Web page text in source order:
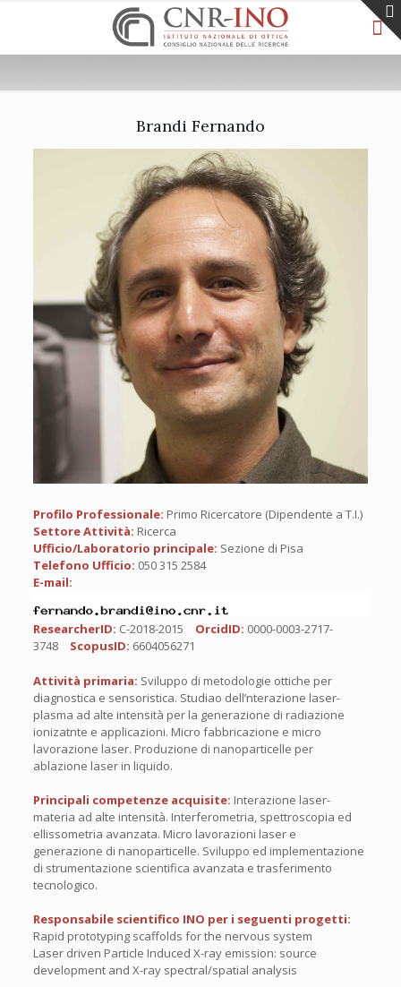
Brandi Fernando
Profilo Professionale: Primo Ricercatore (Dipendente a T.I.)
Settore Attività: Ricerca
Ufficio/Laboratorio principale: Sezione di Pisa
Telefono Ufficio: 050 315 2584
E-mail:
ResearcherID: C-2018-2015 OrcidID: 0000-0003-2717-
3748
ScopusID: 6604056271
Attività primaria: Sviluppo di metodologie ottiche per
diagnostica e sensoristica. Studiao dell’nterazione laser-
plasma ad alte intensità per la generazione di radiazione
ionizatnte e applicazioni. Micro fabbricazione e micro
lavorazione laser. Produzione di nanoparticelle per
ablazione laser in liquido.
Principali competenze acquisite: Interazione laser-
materia ad alte intensità. Interferometria, spettroscopia ed
ellissometria avanzata. Micro lavorazioni laser e
generazione di nanoparticelle. Sviluppo ed implementazione
di strumentazione scientifica avanzata e trasferimento
tecnologico.
Responsabile scientifico INO per i seguenti progetti:
Rapid prototyping scaffolds for the nervous system
Laser driven Particle Induced X-ray emission: source
development and X-ray spectral/spatial analysis